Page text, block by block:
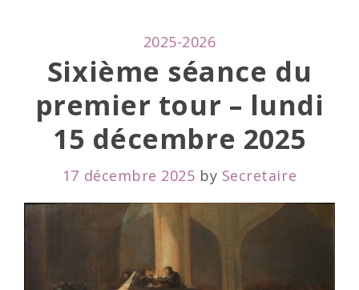
CATEGORIES
2025-2026
Sixième séance du
premier tour – lundi
15 décembre 2025
17 décembre 2025 by Secretaire